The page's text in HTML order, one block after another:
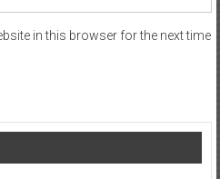
in this browser for the next time